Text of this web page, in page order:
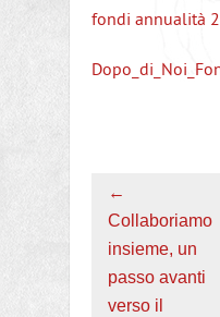
fondi annualità
←
Collaboriamo
insieme, un
passo avanti
verso il